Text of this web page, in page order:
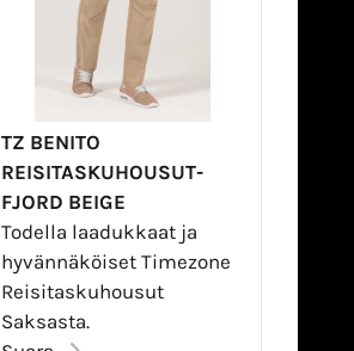
TZ BENITO
REISITASKUHOUSUT-
FJORD BEIGE
Todella laadukkaat ja
hyvännäköiset Timezone
Reisitaskuhousut
Saksasta.